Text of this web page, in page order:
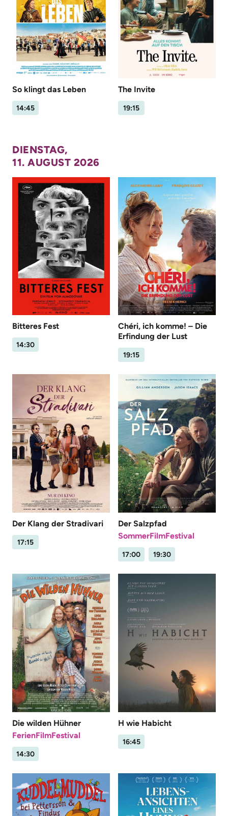
So klingt das Leben
14:45
The Invite
19:15
DIENSTAG,
11. AUGUST 2026
Bitteres Fest
14:30
Chéri, ich komme! – Die
Erfindung der Lust
19:15
Der Klang der Stradivari
17:15
Der Salzpfad
SommerFilmFestival
17:00 19:30
Die wilden Hühner
FerienFilmFestival
14:30
H wie Habicht
16:45